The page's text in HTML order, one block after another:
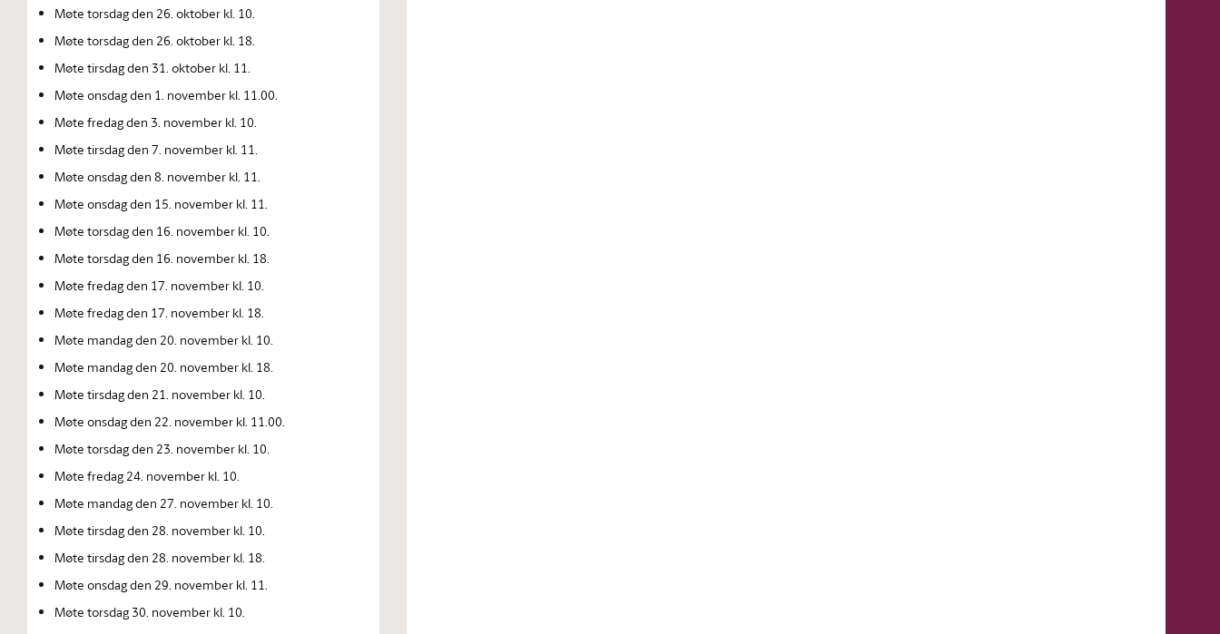
Møte torsdag den 26. oktober kl. 10.
Møte torsdag den 26. oktober kl. 18.
Møte tirsdag den 31. oktober kl. 11.
Møte onsdag den 1. november kl. 11.00.
Møte fredag den 3. november kl. 10.
Møte tirsdag den 7. november kl. 11.
Møte onsdag den 8. november kl. 11.
Møte onsdag den 15. november kl. 11.
Møte torsdag den 16. november kl. 10.
Møte torsdag den 16. november kl. 18.
Møte fredag den 17. november kl. 10.
Møte fredag den 17. november kl. 18.
Møte mandag den 20. november kl. 10.
Møte mandag den 20. november kl. 18.
Møte tirsdag den 21. november kl. 10.
Møte onsdag den 22. november kl. 11.00.
Møte torsdag den 23. november kl. 10.
Møte fredag 24. november kl. 10.
Møte mandag den 27. november kl. 10.
Møte tirsdag den 28. november kl. 10.
Møte tirsdag den 28. november kl. 18.
Møte onsdag den 29. november kl. 11.
Møte torsdag 30. november kl. 10.